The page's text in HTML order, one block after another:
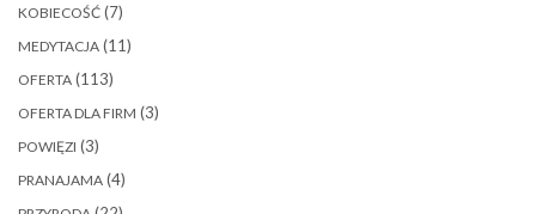
KOBIECOŚĆ (7)
MEDYTACJA (11)
OFERTA (113)
OFERTA DLA FIRM (3)
POWIĘZI (3)
PRANAJAMA (4)